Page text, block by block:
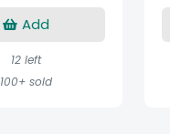
Add
12 left
100+ sold